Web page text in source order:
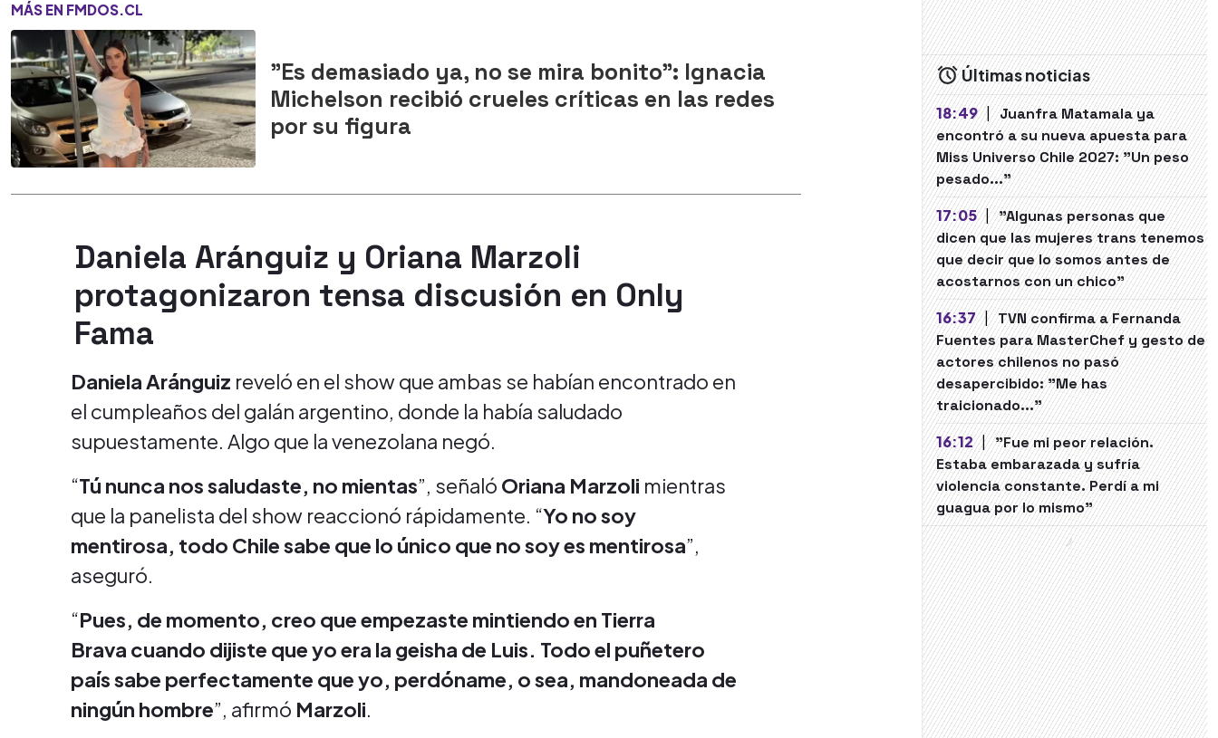
MÁS EN FMDOS.CL
"Es demasiado ya, no se mira bonito": Ignacia
Michelson recibió crueles críticas en las redes
por su figura
Daniela Aránguiz y Oriana Marzoli
protagonizaron tensa discusión en Only
Fama
Daniela Aránguiz reveló en el show que ambas se habían encontrado en
el cumpleaños del galán argentino, donde la había saludado
supuestamente. Algo que la venezolana negó.
“Tú nunca nos saludaste, no mientas”, señaló Oriana Marzoli mientras
que la panelista del show reaccionó rápidamente. “Yo no soy
mentirosa, todo Chile sabe que lo único que no soy es mentirosa”,
aseguró.
“Pues, de momento, creo que empezaste mintiendo en Tierra
Brava cuando dijiste que yo era la geisha de Luis. Todo el puñetero
país sabe perfectamente que yo, perdóname, o sea, mandoneada de
ningún hombre”, afirmó Marzoli.
Últimas noticias
18:49 | Juanfra Matamala ya
encontró a su nueva apuesta para
Miss Universo Chile 2027: "Un peso
pesado..."
17:05 | "Algunas personas que
dicen que las mujeres trans tenemos
que decir que lo somos antes de
acostarnos con un chico"
16:37 | TVN confirma a Fernanda
Fuentes para MasterChef y gesto de
actores chilenos no pasó
desapercibido: "Me has
traicionado..."
16:12 | "Fue mi peor relación.
Estaba embarazada y sufría
violencia constante. Perdí a mi
guagua por lo mismo"